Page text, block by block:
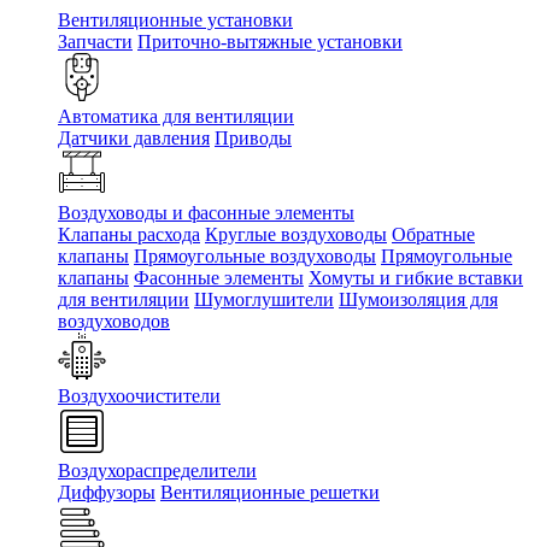
Вентиляционные установки
Запчасти Приточно-вытяжные установки
Автоматика для вентиляции
Датчики давления Приводы
Воздуховоды и фасонные элементы
Клапаны расхода Круглые воздуховоды Обратные
клапаны Прямоугольные воздуховоды Прямоугольные
клапаны Фасонные элементы Хомуты и гибкие вставки
для вентиляции Шумоглушители Шумоизоляция для
воздуховодов
Воздухоочистители
Воздухораспределители
Диффузоры Вентиляционные решетки